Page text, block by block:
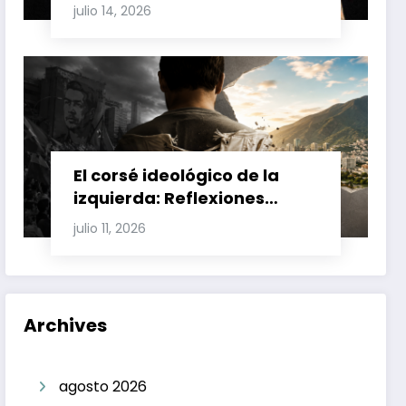
Juan Fernando Petro en el
julio 14, 2026
El corsé ideológico de la
izquierda: Reflexiones
sobre el fracaso chavista y
la crisis moral en América
julio 11, 2026
Archives
agosto 2026